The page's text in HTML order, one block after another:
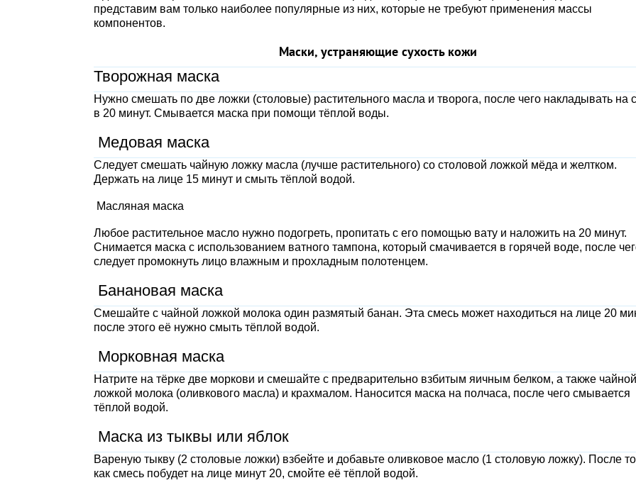
представим вам только наиболее популярные из них, которые не требуют применения массы
компонентов.
Маски, устраняющие сухость кожи
Творожная маска
Нужно смешать по две ложки (столовые) растительного масла и творога, после чего накладывать на
в 20 минут. Смывается маска при помощи тёплой воды.
Медовая маска
Следует смешать чайную ложку масла (лучше растительного) со столовой ложкой мёда и желтком.
Держать на лице 15 минут и смыть тёплой водой.
Масляная маска
Любое растительное масло нужно подогреть, пропитать с его помощью вату и наложить на 20 минут.
Снимается маска с использованием ватного тампона, который смачивается в горячей воде, после
следует промокнуть лицо влажным и прохладным полотенцем.
Банановая маска
Смешайте с чайной ложкой молока один размятый банан. Эта смесь может находиться на лице 20
после этого её нужно смыть тёплой водой.
Морковная маска
Натрите на тёрке две моркови и смешайте с предварительно взбитым яичным белком, а также чайной
ложкой молока (оливкового масла) и крахмалом. Наносится маска на полчаса, после чего смывается
тёплой водой.
Маска из тыквы или яблок
Вареную тыкву (2 столовые ложки) взбейте и добавьте оливковое масло (1 столовую ложку). После
как смесь побудет на лице минут 20, смойте её тёплой водой.